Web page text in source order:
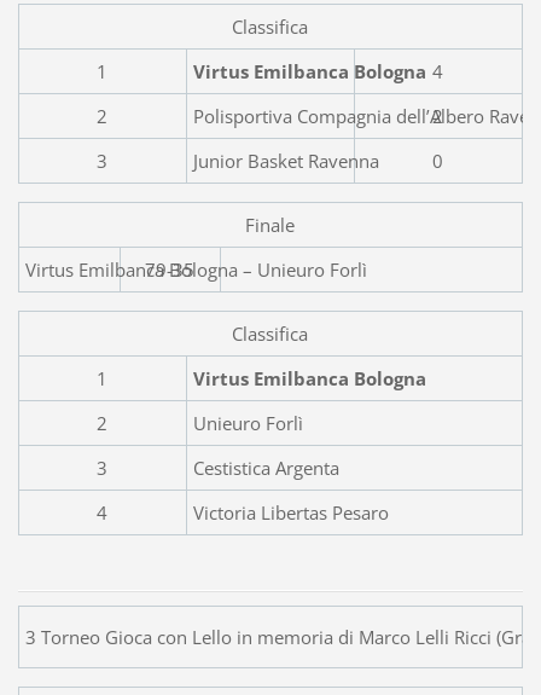
Classifica
1
Virtus Emilbanca Bologna 4
2
Polisportiva Compagnia dell’Albero
2
3
Junior Basket Ravenna 0
Finale
Virtus Emilbanca
79-35
Classifica
1
Virtus Emilbanca Bologna
2
Unieuro Forlì
3
Cestistica Argenta
4
Victoria Libertas Pesaro
3 Torneo Gioca con Lello in memoria di Marco Lelli Ricci